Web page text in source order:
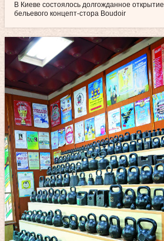
В Киеве состоялось долгожданное открытие
бельевого концепт-стора Boudoir